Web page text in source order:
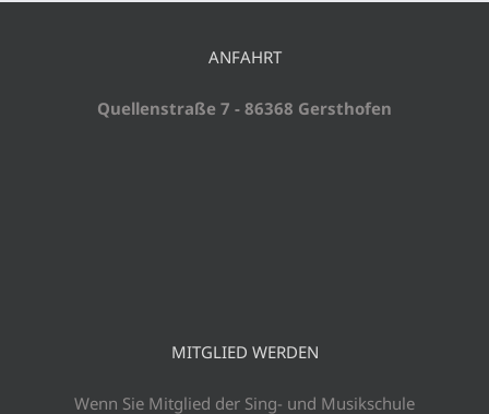
ANFAHRT
Quellenstraße 7 - 86368 Gersthofen
MITGLIED WERDEN
Wenn Sie Mitglied der Sing- und Musikschule